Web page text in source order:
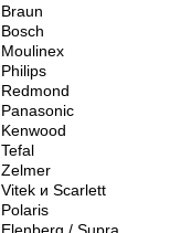
Braun
Bosch
Moulinex
Philips
Redmond
Panasonic
Kenwood
Tefal
Zelmer
Vitek и Scarlett
Polaris
Elenberg / Supra